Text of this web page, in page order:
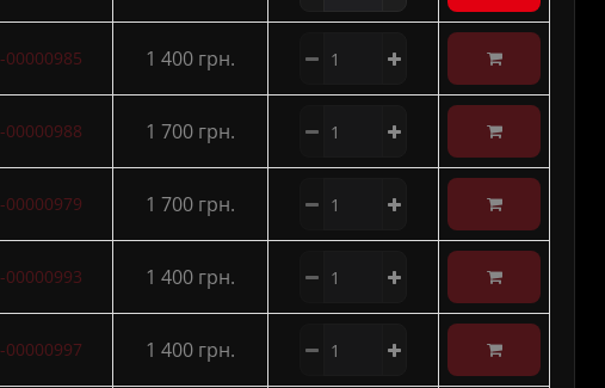
00000985 1 400 грн.
00000988 1 700 грн.
00000979 1 700 грн.
00000993 1 400 грн.
00000997 1 400 грн.